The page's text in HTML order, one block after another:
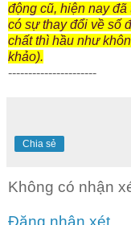
động cũ, hiện nay
có sự thay đổi về số
chất thì hầu như
khảo).
----------------------
Chia sẻ
Không có nhận